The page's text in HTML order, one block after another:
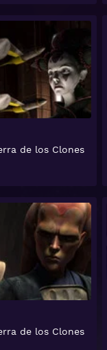
de los Clones
de los Clones